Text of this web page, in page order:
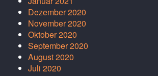
Dezember 2020
November 2020
Oktober 2020
September 2020
August 2020
Juli 2020